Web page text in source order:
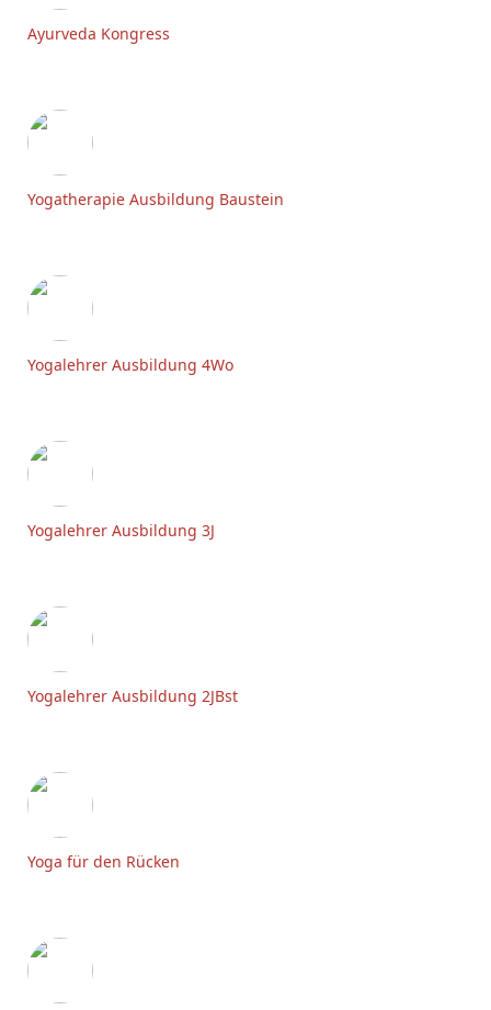
Ayurveda Kongress
Yogatherapie Ausbildung Baustein
Yogalehrer Ausbildung 4Wo
Yogalehrer Ausbildung 3J
Yogalehrer Ausbildung 2JBst
Yoga für den Rücken